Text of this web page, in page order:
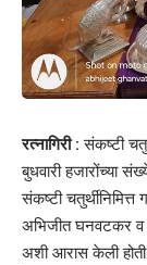
रत्नागिरी : संकष्टी
बुधवारी हजारोंच्या
संकष्टी
अभिजीत घनवटकर व
अशी आरास केली होती.